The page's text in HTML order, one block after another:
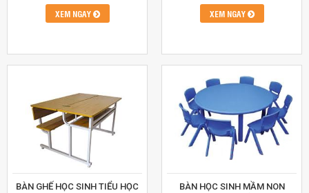
XEM NGAY XEM NGAY
BÀN GHẾ HỌC SINH TIỂU HỌC
BÀN HỌC SINH MẦM NON